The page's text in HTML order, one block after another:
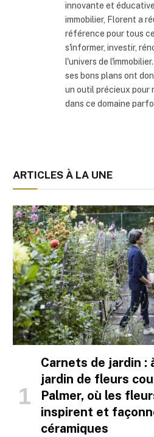
innovante et
immobilier, Florent a
référence pour tous
s'informer, investir,
l'univers de
ses bons plans ont
un outil précieux pour
dans ce domaine
ARTICLES À LA UNE
Carnets de jardin :
jardin de fleurs
Palmer, où les
inspirent et
céramiques